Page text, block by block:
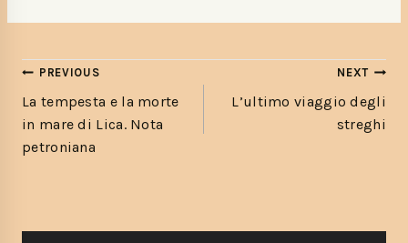
PREVIOUS
La tempesta e la morte
in mare di Lica. Nota
petroniana
NEXT
L’ultimo viaggio degli
streghi